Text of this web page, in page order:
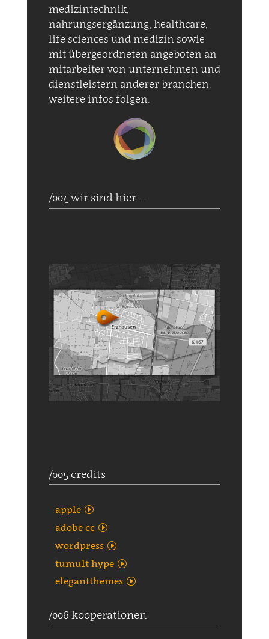
medizintechnik,
nahrungsergänzung, healthcare,
life sciences und medizin sowie
mit übergeordneten angeboten an
mitarbeiter von unternehmen und
dienstleistern anderer branchen.
weitere infos folgen.
/004 wir sind hier ...
/005 credits
apple
adobe cc
wordpress
tumult hype
elegantthemes
/006 kooperationen